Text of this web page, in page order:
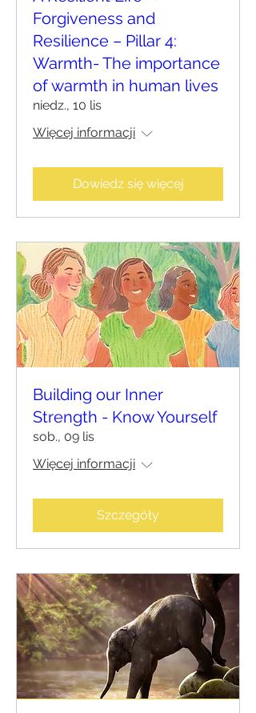
Forgiveness and
Resilience – Pillar 4:
Warmth- The importance
of warmth in human lives
niedz., 10 lis
Więcej informacji
Dowiedz się więcej
Building our Inner
Strength - Know Yourself
sob., 09 lis
Więcej informacji
Szczegóły